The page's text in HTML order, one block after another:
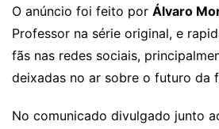
O anúncio foi feito por Álvaro
Professor na série original, e
fãs nas redes sociais,
deixadas no ar sobre o futuro da
No comunicado divulgado junto